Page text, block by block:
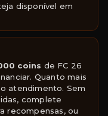
disponível em
coins de FC 26
Quanto mais
atendimento. Sem
complete
recompensas, ou